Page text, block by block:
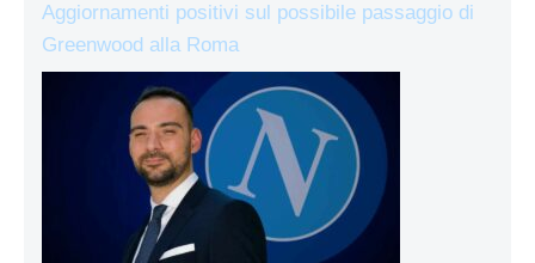
Aggiornamenti positivi sul possibile passaggio di
Greenwood alla Roma